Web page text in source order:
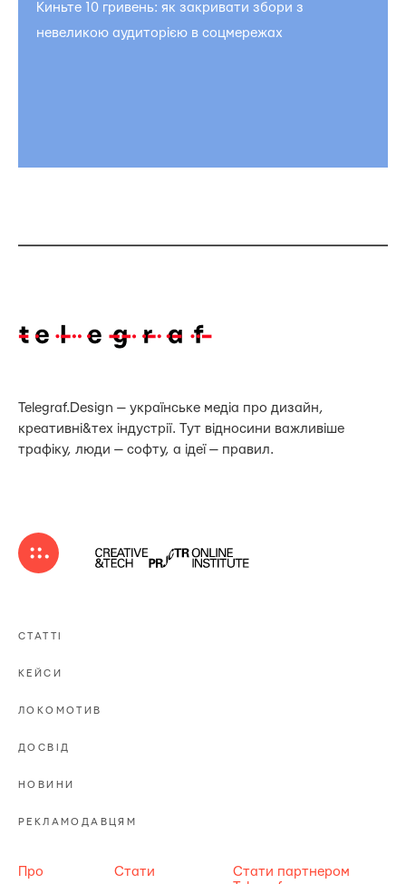
Киньте 10 гривень: як закривати збори з
невеликою аудиторією в соцмережах
Telegraf.Design — українське медіа про дизайн,
креативні&тех індустрії. Тут відносини важливіше
трафіку, люди — софту, а ідеї — правил.
СТАТТІ
КЕЙСИ
ЛОКОМОТИВ
ДОСВІД
НОВИНИ
РЕКЛАМОДАВЦЯМ
Про
Стати
Стати партнером